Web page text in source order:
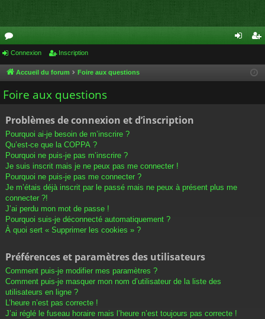
or
u
m
cri
Connexion Inscription
Accueil du forum Foire aux questions
Foire aux questions
Problèmes de connexion et d’inscription
Pourquoi ai-je besoin de m’inscrire ?
Qu’est-ce que la COPPA ?
Pourquoi ne puis-je pas m’inscrire ?
Je suis inscrit mais je ne peux pas me connecter !
Pourquoi ne puis-je pas me connecter ?
Je m’étais déjà inscrit par le passé mais ne peux à présent plus me
connecter ?!
J’ai perdu mon mot de passe !
Pourquoi suis-je déconnecté automatiquement ?
À quoi sert « Supprimer les cookies » ?
Préférences et paramètres des utilisateurs
Comment puis-je modifier mes paramètres ?
Comment puis-je masquer mon nom d’utilisateur de la liste des
utilisateurs en ligne ?
L’heure n’est pas correcte !
J’ai réglé le fuseau horaire mais l’heure n’est toujours pas correcte !